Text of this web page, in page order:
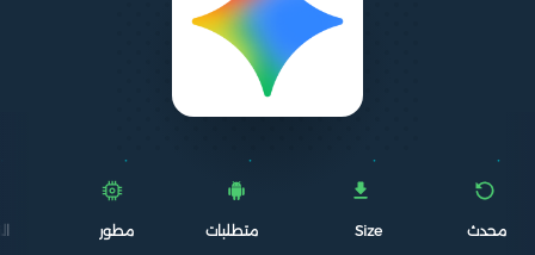
محدث Size متطلبات مطور